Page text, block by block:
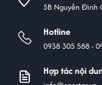
5B Nguyễn Đình
Hotline
0938 305 588 -
Hợp tác nội